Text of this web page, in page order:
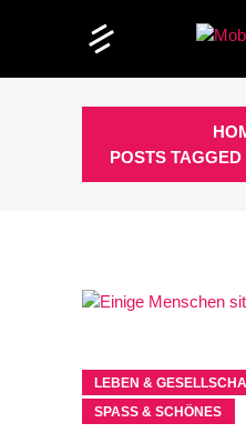
POSTS
LEBEN &
SPASS & SCHÖNES